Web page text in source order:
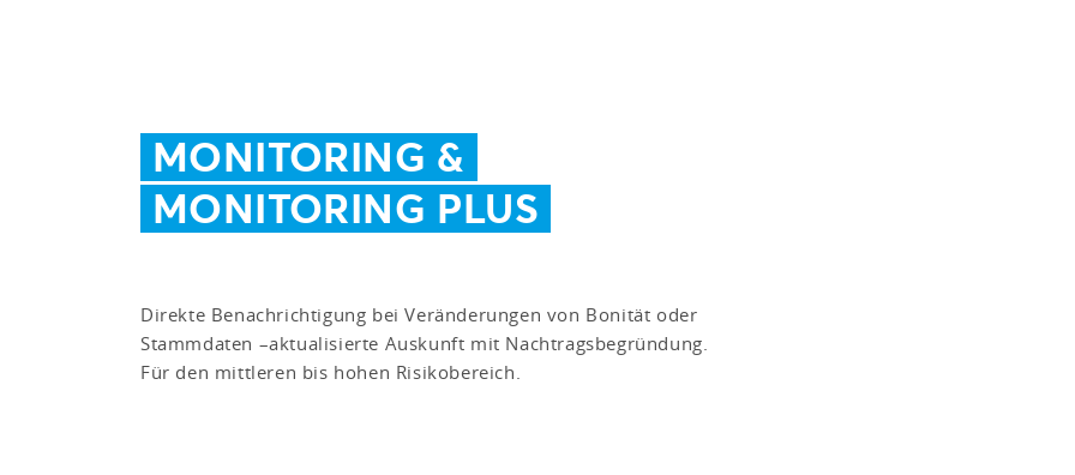
MONITORING &
MONITORING PLUS
Direkte Benachrichtigung bei Veränderungen von Bonität oder
Stammdaten –aktualisierte Auskunft mit Nachtragsbegründung.
Für den mittleren bis hohen Risikobereich.